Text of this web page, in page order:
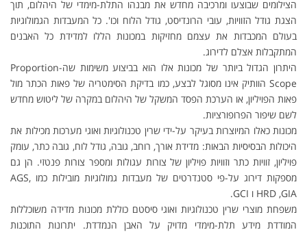
הצילומים שבוצעו ומרכיבה מחדש את מבנהו התלת-מימדי של היהלום, תוך
הצגת גודל הזוויות, עובי הרונדיסט, גודל הלוח וכו'. כל המעבדות הגמולוגיות
בעולם המכבדות את עצמם מחזיקות במכונות הללו למדידת כל האבנים
המתקבלות אצלם לדירוג.
היתרון הגדול ביותר של מכונות אלו הוא בביצוע משימות שה-Proportion
Scope הוותיק אינו מסוגל לבצע, כמו בדיקת הסימטריה של פאות הכתר מול
פאות הפויליון, או הערכת הפסד המשקל של היהלום במקרה של ליטוש מחדש
לשם שיפור הפרופורציות.
מכונות כאלו המיוצרות בעיקר על-ידי שרין טכנולוגיות ואוגי מערכות מכילות את
היכולות הבסיסיות הבאות: מדידת אורך, רוחב, גובה, גודל לוח, גובה כתר, עומק
פויליון, זוויות כתר וזוויות פויליון של צורות עגולות ומספר צורות פנטזי. הן גם
מספקות דירוג על-פי סטנדרטים של מעבדות גמולוגיות מובילות כמו AGS,
HRD ,GIA ו GCI.
משפחת מוצרי שרין טכנולוגיות ואוגי סיסטם כוללת מכונות מדידה משוכללות
המודדת מידע תלת-מימדי מדויק על האבן הנמדדת. יתרונות התוכנות